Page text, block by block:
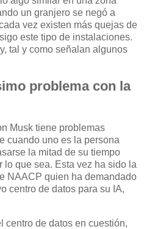
un granjero se negó a
vez existen más quejas de
este tipo de instalaciones.
tal y como señalan algunos
problema con la
Musk tiene problemas
cuando uno es la persona
la mitad de su tiempo
que sea. Esta vez ha sido la
NAACP quien ha demandado
centro de datos para su IA,
centro de datos en cuestión,